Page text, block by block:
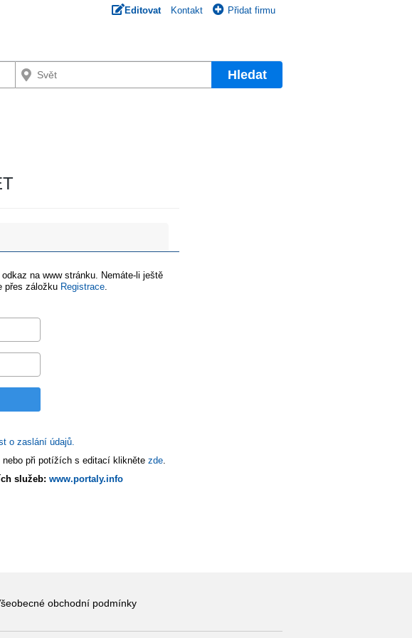
Editovat Kontakt Přidat firmu
Hledat
na www stránku. Nemáte-li ještě
přes záložku Registrace
o zaslání údajů.
nebo při potížích s editací klikněte zde
služeb: www.portaly.info
obchodní podmínky